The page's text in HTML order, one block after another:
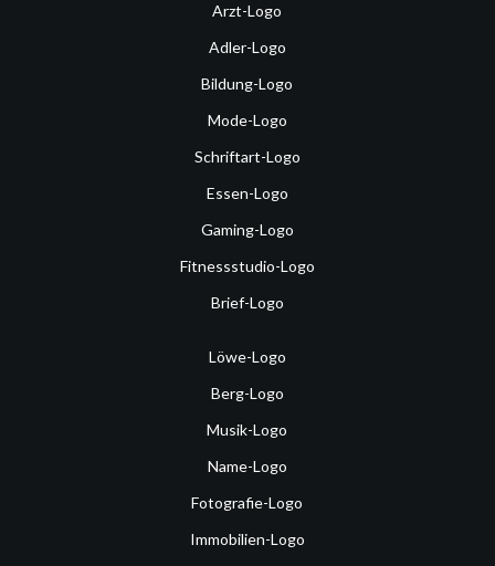
Arzt-Logo
Adler-Logo
Bildung-Logo
Mode-Logo
Schriftart-Logo
Essen-Logo
Gaming-Logo
Fitnessstudio-Logo
Brief-Logo
Löwe-Logo
Berg-Logo
Musik-Logo
Name-Logo
Fotografie-Logo
Immobilien-Logo